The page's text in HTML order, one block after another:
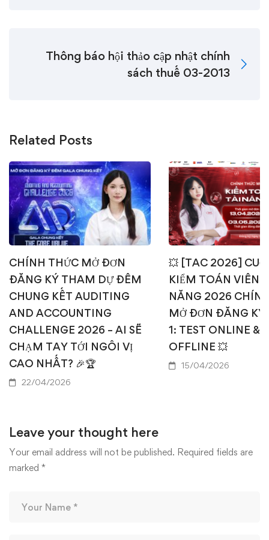
Thông báo hội thảo cập nhật chính
sách thuế 03-2013
Related Posts
CHÍNH THỨC MỞ ĐƠN
ĐĂNG KÝ THAM DỰ ĐÊM
CHUNG KẾT AUDITING
AND ACCOUNTING
CHALLENGE 2026 – AI SẼ
CHẠM TAY TỚI NGÔI VỊ
CAO NHẤT? 🎉🏆
22/04/2026
💥 [TAC 2026]
KIỂM TOÁN VIÊN
NĂNG 2026
MỞ ĐƠN ĐĂNG KÝ
1: TEST ONLINE &
OFFLINE 💥
15/04/2026
Leave your thought here
Your email address will not be published. Required fields are
marked *